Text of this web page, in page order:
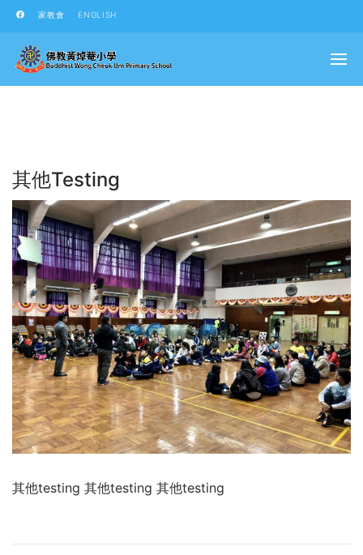
家教會 ENGLISH
其他testing
其他testing 其他testing 其他testing